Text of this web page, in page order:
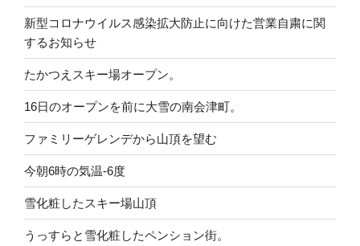
シ
ョ
ン
新型コロナウイルス感染拡大防止に向けた営業自粛に関
するお知らせ
たかつえスキー場オープン。
16日のオープンを前に大雪の南会津町。
ファミリーゲレンデから山頂を望む
今朝6時の気温-6度
雪化粧したスキー場山頂
うっすらと雪化粧したペンション街。